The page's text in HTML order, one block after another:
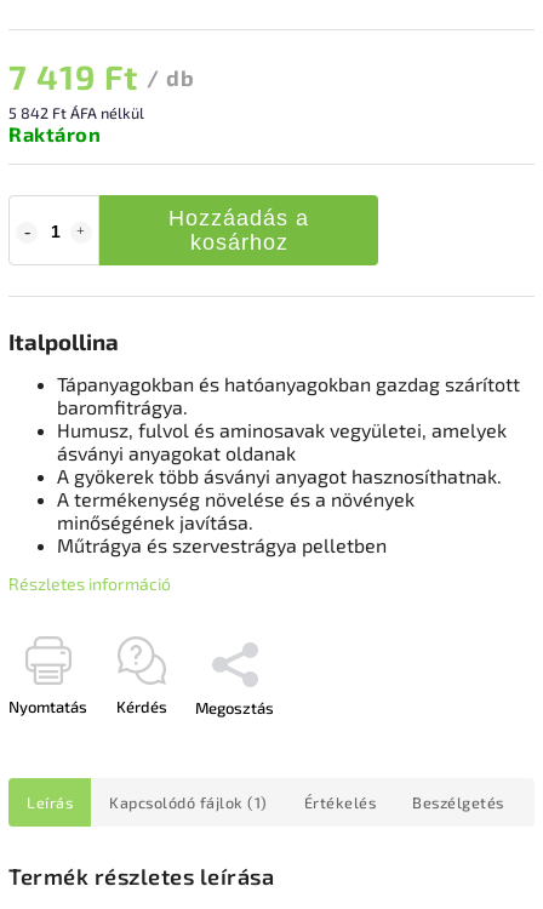
7 419 Ft / db
5 842 Ft ÁFA nélkül
Raktáron
Hozzáadás a
kosárhoz
Italpollina
Tápanyagokban és hatóanyagokban gazdag szárított
baromfitrágya.
Humusz, fulvol és aminosavak vegyületei, amelyek
ásványi anyagokat oldanak
A gyökerek több ásványi anyagot hasznosíthatnak.
A termékenység növelése és a növények
minőségének javítása.
Műtrágya és szervestrágya pelletben
Részletes információ
Nyomtatás Kérdés Megosztás
Leírás Kapcsolódó fájlok (1) Értékelés Beszélgetés
Termék részletes leírása